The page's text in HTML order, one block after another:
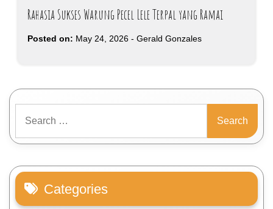
Rahasia Sukses Warung Pecel Lele Terpal yang Ramai
Posted on: May 24, 2026 - Gerald Gonzales
for:
Categories